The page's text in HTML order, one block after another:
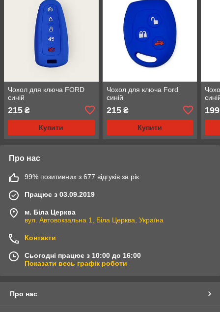
Чохол для ключа FORD
синій
215 ₴
Купити
Чохол для ключа Ford
синій
215₴
Купити
199
Про нас
99% позитивних з 677 відгуків за рік
Працює з 03.09.2019
м. Біла Церква
вул. Автовокзальна 1, Біла Церква, Україна
Контакти
Сьогодні працює з 10:00 до 16:00
Показати весь графік роботи
Про нас